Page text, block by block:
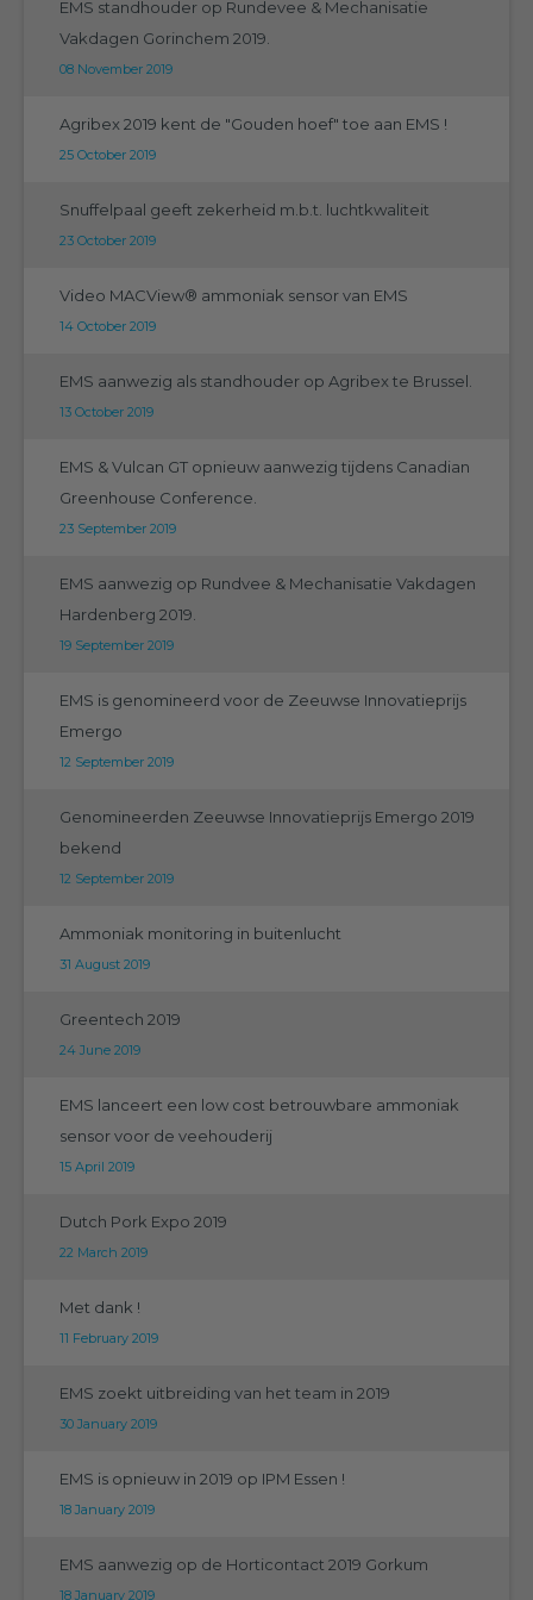
EMS standhouder op Rundevee & Mechanisatie
Vakdagen Gorinchem 2019.
08 November 2019
Agribex 2019 kent de "Gouden hoef" toe aan EMS !
25 October 2019
Snuffelpaal geeft zekerheid m.b.t. luchtkwaliteit
23 October 2019
Video MACView® ammoniak sensor van EMS
14 October 2019
EMS aanwezig als standhouder op Agribex te Brussel.
13 October 2019
EMS & Vulcan GT opnieuw aanwezig tijdens Canadian
Greenhouse Conference.
23 September 2019
EMS aanwezig op Rundvee & Mechanisatie Vakdagen
Hardenberg 2019.
19 September 2019
EMS is genomineerd voor de Zeeuwse Innovatieprijs
Emergo
12 September 2019
Genomineerden Zeeuwse Innovatieprijs Emergo 2019
bekend
12 September 2019
Ammoniak monitoring in buitenlucht
31 August 2019
Greentech 2019
24 June 2019
EMS lanceert een low cost betrouwbare ammoniak
sensor voor de veehouderij
15 April 2019
Dutch Pork Expo 2019
22 March 2019
Met dank !
11 February 2019
EMS zoekt uitbreiding van het team in 2019
30 January 2019
EMS is opnieuw in 2019 op IPM Essen !
18 January 2019
EMS aanwezig op de Horticontact 2019 Gorkum
18 January 2019